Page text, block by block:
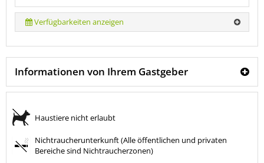
Verfügbarkeiten anzeigen
Informationen von Ihrem Gastgeber
Haustiere nicht erlaubt
Nichtraucherunterkunft (Alle öffentlichen und privaten
Bereiche sind Nichtraucherzonen)